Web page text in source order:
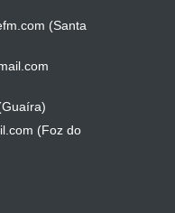
(Santa
(Foz do